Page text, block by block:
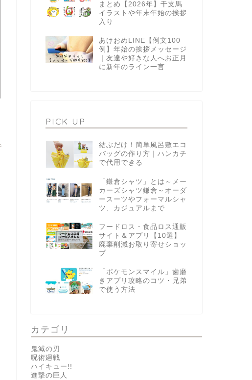
まとめ【2026年】干支馬
イラストや年末年始の挨拶
入り
あけおめLINE【例文100
例】年始の挨拶メッセージ
｜友達や好きな人へお正月
に新年のライン一言
PICK UP
結ぶだけ！簡単風呂敷エコ
バッグの作り方｜ハンカチ
で代用できる
「鎌倉シャツ」とは～メー
カーズシャツ鎌倉～オーダ
ースーツやフォーマルシャ
ツ、カジュアルまで
フードロス・食品ロス通販
サイト＆アプリ【10選】
廃棄削減お取り寄せショッ
プ
「ポケモンスマイル」歯磨
きアプリ攻略のコツ・兄弟
で使う方法
カテゴリ
鬼滅の刃
呪術廻戦
ハイキュー!!
進撃の巨人